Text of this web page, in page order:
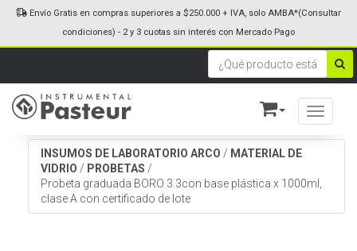
Toggle
Envío Gratis en compras superiores a $250.000 + IVA, solo AMBA*(Consultar
condiciones) - 2 y 3 cuotas sin interés con Mercado Pago
INSUMOS DE LABORATORIO ARCO / MATERIAL DE
VIDRIO / PROBETAS /
Probeta graduada BORO 3.3con base plástica x 1000ml,
clase A con certificado de lote